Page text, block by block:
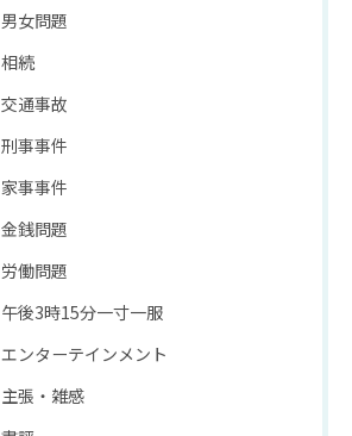
男女問題
相続
交通事故
刑事事件
家事事件
金銭問題
労働問題
午後3時15分一寸一服
エンターテインメント
主張・雑感